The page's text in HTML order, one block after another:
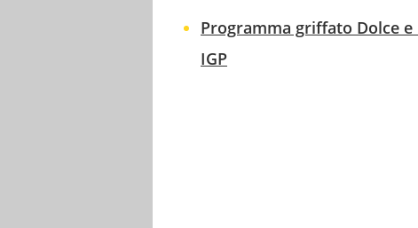
Programma griffato Dolce
IGP